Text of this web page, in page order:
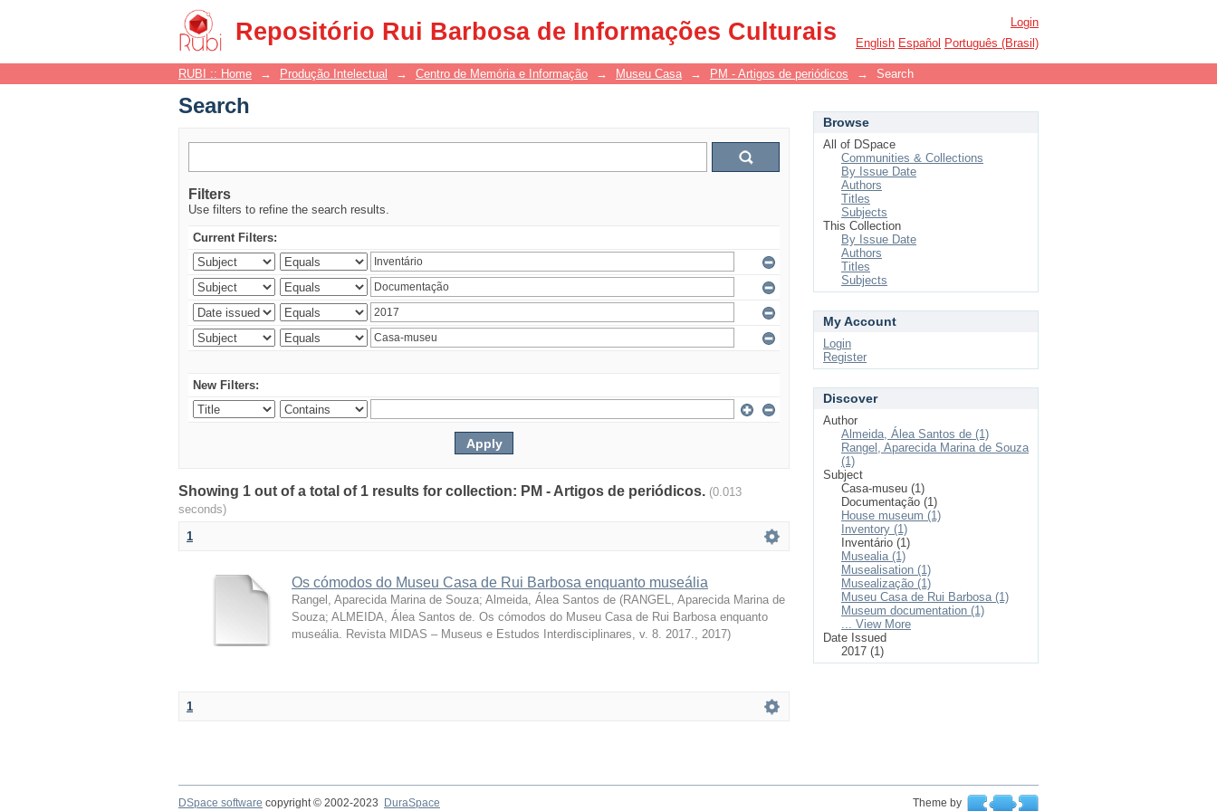
Repositório Rui Barbosa de Informações Culturais
Search
Login
English Español Português (Brasil)
RUBI :: Home → Produção Intelectual → Centro de Memória e Informação → Museu Casa → PM - Artigos de periódicos → Search
Search
Filters
Use filters to refine the search results.
Current Filters:
New Filters:
Showing 1 out of a total of 1 results for collection: PM - Artigos de periódicos. (0.013
seconds)
1
Os cómodos do Museu Casa de Rui Barbosa enquanto museália
Rangel, Aparecida Marina de Souza; Almeida, Álea Santos de (RANGEL, Aparecida Marina de
Souza; ALMEIDA, Álea Santos de. Os cómodos do Museu Casa de Rui Barbosa enquanto
museália. Revista MIDAS – Museus e Estudos Interdisciplinares, v. 8. 2017., 2017)
1
Browse
All of DSpace
Communities & Collections
By Issue Date
Authors
Titles
Subjects
This Collection
By Issue Date
Authors
Titles
Subjects
My Account
Login
Register
Discover
Author
Almeida, Álea Santos de (1)
Rangel, Aparecida Marina de Souza
(1)
Subject
Casa-museu (1)
Documentação (1)
House museum (1)
Inventory (1)
Inventário (1)
Musealia (1)
Musealisation (1)
Musealização (1)
Museu Casa de Rui Barbosa (1)
Museum documentation (1)
... View More
Date Issued
2017 (1)
DSpace software copyright © 2002-2023 DuraSpace Theme by